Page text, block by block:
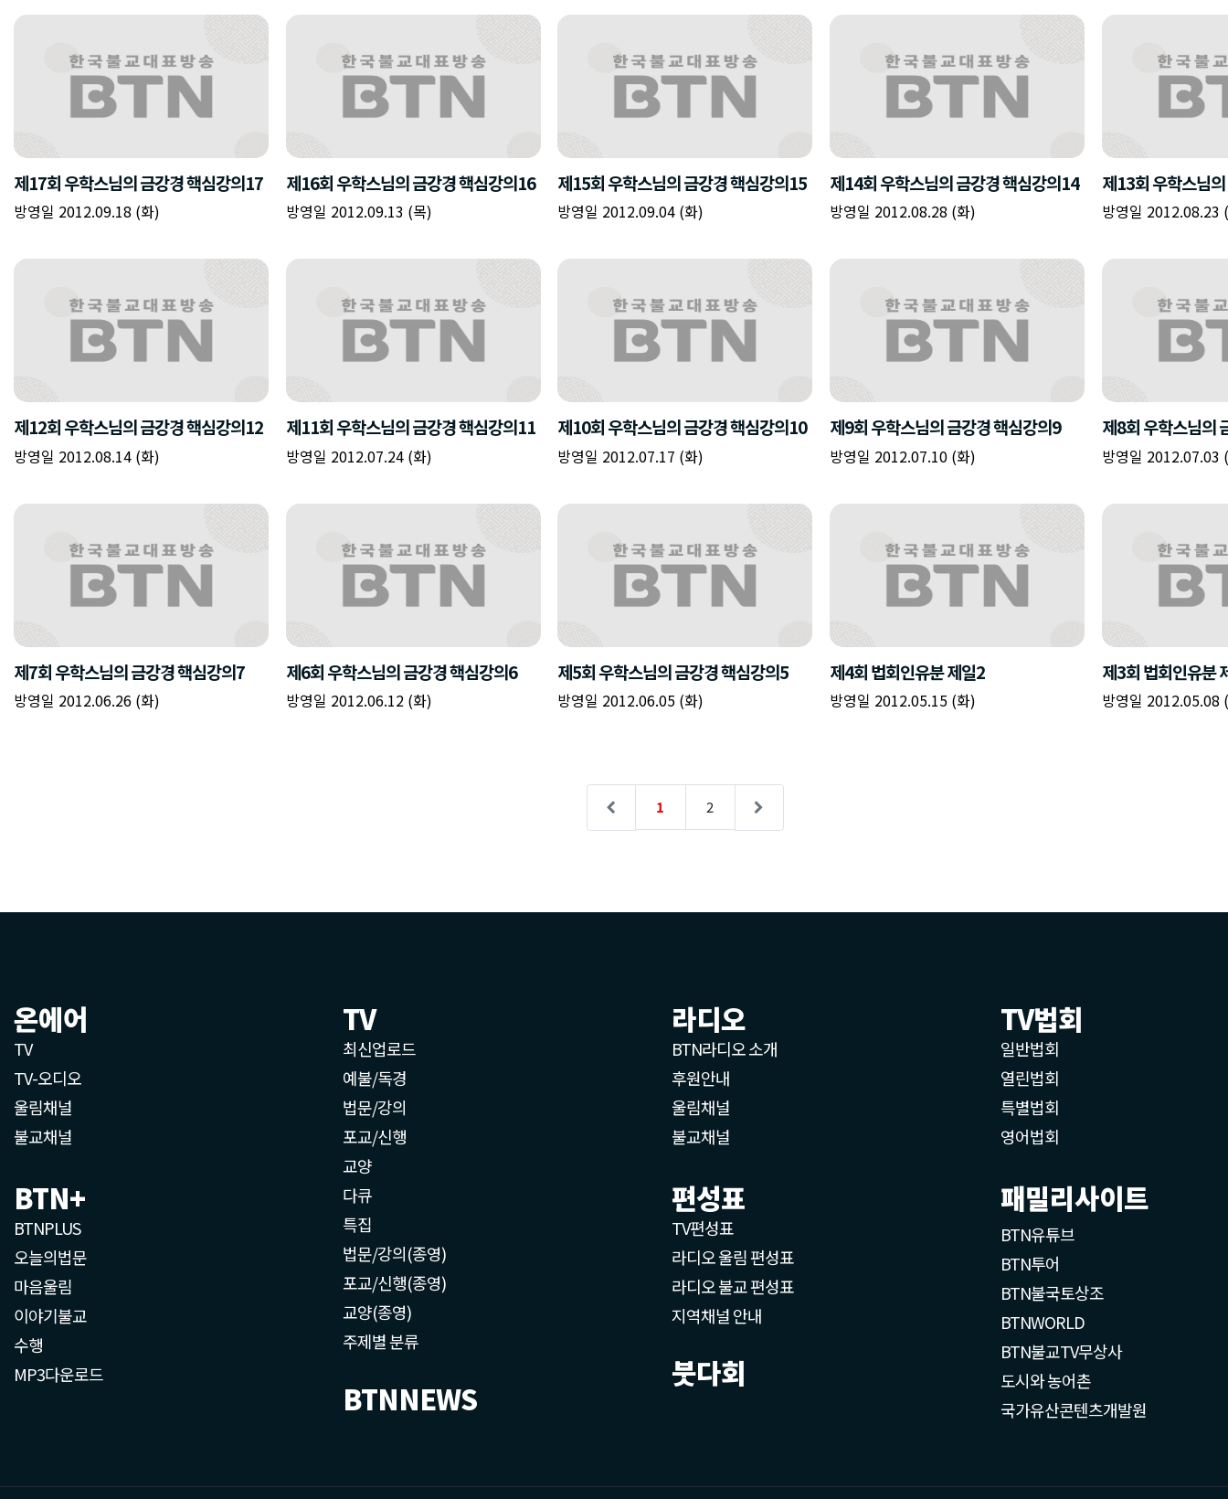
책
구
시작시간
종료시간
플
추
가
주소
이미지
확인
닫기
온에어
TV
TV-오디오
울림채널
불교채널
BTN+
BTNPLUS
오늘의법문
마음울림
이야기불교
수행
MP3다운로드
TV
최신업로드
예불/독경
법문/강의
포교/신행
교양
다큐
특집
법문/강의(종영)
포교/신행(종영)
교양(종영)
주제별 분류
BTNNEWS
라디오
BTN라디오 소개
후원안내
울림채널
불교채널
편성표
TV편성표
라디오 울림 편성표
라디오 불교 편성표
지역채널 안내
붓다회
TV법회
일반법회
열린법회
특별법회
영어법회
패밀리사이트
BTN유튜브
BTN투어
BTN불국토상조
BTNWORLD
BTN불교TV무상사
도시와 농어촌
국가유산콘텐츠개발원